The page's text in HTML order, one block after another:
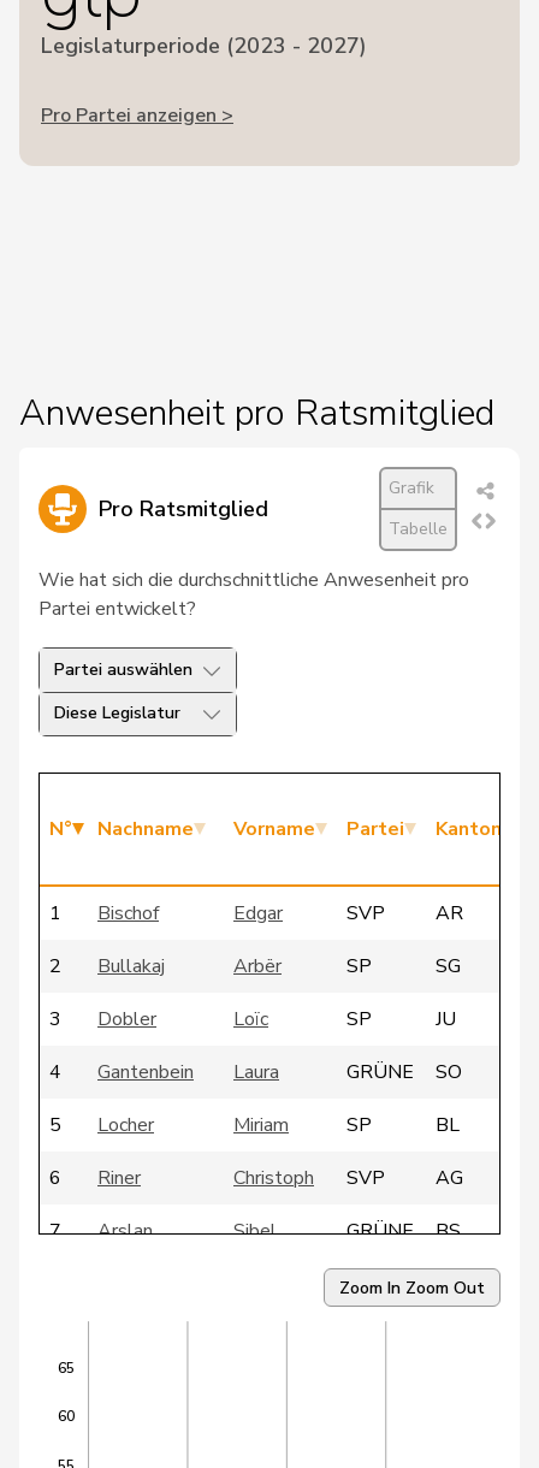
Legislaturperiode (2023 - 2027)
Pro Partei anzeigen >
Anwesenheit pro Ratsmitglied
Pro Ratsmitglied
Grafik
Tabelle
Wie hat sich die durchschnittliche Anwesenheit pro
Partei entwickelt?
Partei auswählen
Diese Legislatur
N° Nachname Vorname Partei Kanton
1 Bischof Edgar SVP
AR
2
Bullakaj Arbër SP
SG
3
Dobler Loïc SP
JU
4
Gantenbein Laura GRÜNE
SO
5
Locher Miriam SP
BL
6
Riner Christoph SVP
AG
7
Arslan Sibel GRÜNE
BS
SP
LU
Zoom In Zoom Out
60
65